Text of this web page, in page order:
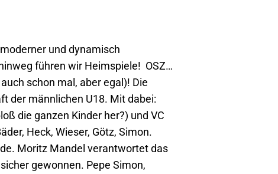
und dynamisch
führen wir Heimspiele! OSZ…
schon mal, aber egal)! Die
der männlichen U18. Mit dabei:
die ganzen Kinder her?) und VC
Heck, Wieser, Götz, Simon.
Moritz Mandel verantwortet das
gewonnen. Pepe Simon,